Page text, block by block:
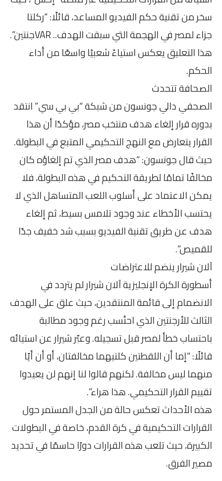
سخر من تقنية حكم الفيديو المساعد، قائلًا: “ركلتا
جزاء لمصر في الهجمة التي سبقت الهدف.. VARجنتين”.
هذا التعليق يعكس استياءً شعبيًا واسعًا من أداء
الحكم.
الصحافة تتحدث
الصحفي دالي جونسون من شبكة “بي بي سي” انتقد
بدوره قرار إلغاء هدف منتخب مصر، مؤكدًا أن هذا
القرار يتعارض مع النهج التحكيمي المتبع في البطولة.
حيث قال جونسون: “هدف مصر الذي تم إلغاؤه كان
مخالفًا تمامًا لطريقة التحكيم في هذه البطولة، فلا
يمكن الاعتماد على أسلوب اللعب المتساهل الذي لا
يحتسب الأخطاء عند وجود تلامس بسيط، ثم إلغاء
هدف عن طريق تقنية الفيديو بسبب شد خفيف جدًا
للقميص”.
آلان شيرار ينضم للاعتراضات
أسطورة الكرة الإنجليزية آلان شيرار لم يتردد في
الانضمام إلى قائمة المنتقدين، حيث علق على الهدف
الثالث للأرجنتين الذي احتُسب رغم وجود مطالبة
باحتساب خطأ لمصر قبل تسجيله. وعبّر شيرار عن استيائه
قائلًا: “إما أن اللقطتين كلتيهما مخالفتان، أو أن أيًا
منهما ليس مخالفة. لكنهم قالوا لنا إنهم لن يعيدوا
تقييم القرار التحكيمي. هذا هراء”.
هذه الأحداث تعكس حالة من الجدل المستمر حول
القرارات التحكيمية في كرة القدم، خاصة في البطولات
الكبيرة، حيث تلعب هذه القرارات دورًا حاسمًا في تحديد
مصير الفرق.